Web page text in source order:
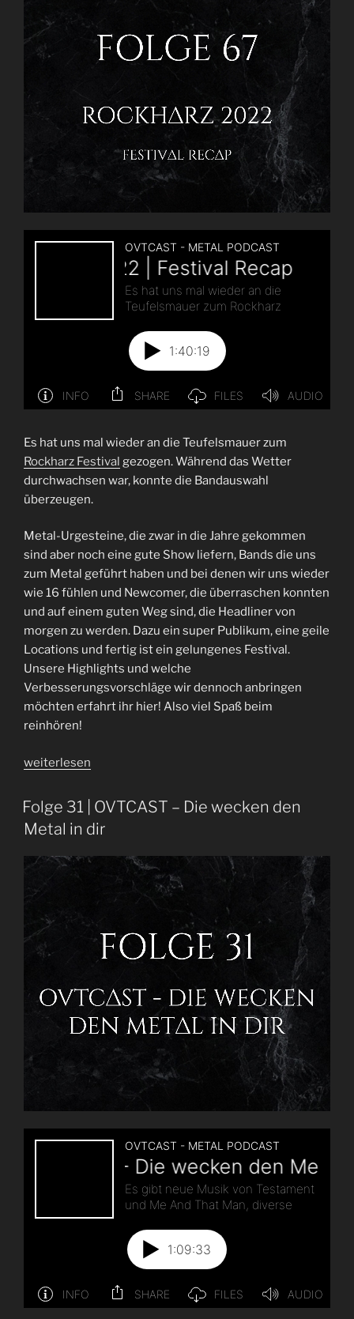
Festival
Recap“
Es hat uns mal wieder an die Teufelsmauer zum
Rockharz Festival gezogen. Während das Wetter
durchwachsen war, konnte die Bandauswahl
überzeugen.
Metal-Urgesteine, die zwar in die Jahre gekommen
sind aber noch eine gute Show liefern, Bands die uns
zum Metal geführt haben und bei denen wir uns wieder
wie 16 fühlen und Newcomer, die überraschen konnten
und auf einem guten Weg sind, die Headliner von
morgen zu werden. Dazu ein super Publikum, eine geile
Locations und fertig ist ein gelungenes Festival.
Unsere Highlights und welche
Verbesserungsvorschläge wir dennoch anbringen
möchten erfahrt ihr hier! Also viel Spaß beim
reinhören!
„Folge
|
Rockharz
2022
|
Recap“
weiterlesen
Folge 31 | OVTCAST – Die wecken den
Metal in dir